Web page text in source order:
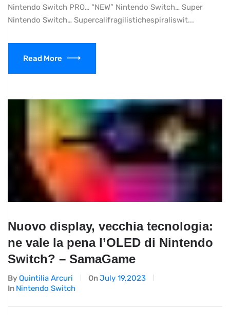
Nintendo Switch PRO… “NEW” Nintendo Switch… Super
Nintendo Switch… Supercalifragilistichespiraliswit...
Read More
Nuovo display, vecchia tecnologia:
ne vale la pena l’OLED di Nintendo
Switch? – SamaGame
By Quintilia Arcuri OnJuly 19,2023
In Nintendo Switch